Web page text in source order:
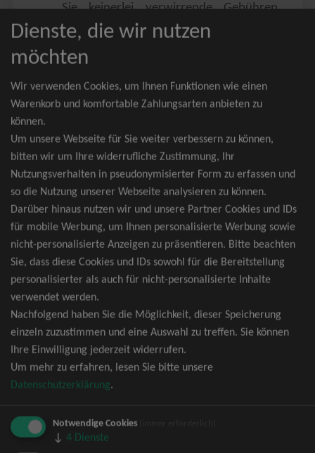
Sie keinerlei verwirrende Gebühren,
Zusatzangebote oder ähnliches.
Sie erhalten ausschließlich
zusammenhängende Sitzplätze, welche
nach der Bestplatzbuchung vergeben
werden.
wider Erwarten doch nicht verfügbar
sein, erhalten Sie von uns Tickets für die
nächst bessere Kategorie. Und das
kostenfrei und völlig automatisch.
TOP-Events
André Rieu Tickets
David Garrett Tickets
Andrea Berg Tickets
Backstreet Boys Tickets
Unheilig Tickets
Santiano Tickets
Bryan Adams Tickets
Andreas Gabalier Tickets
Dienste, die wir nutzen
möchten
Wir verwenden Cookies, um Ihnen Funktionen wie einen
Warenkorb und komfortable Zahlungsarten anbieten zu
können.
Um unsere Webseite für Sie weiter verbessern zu können,
bitten wir um Ihre widerrufliche Zustimmung, Ihr
Nutzungsverhalten in pseudonymisierter Form zu erfassen und
so die Nutzung unserer Webseite analysieren zu können.
Darüber hinaus nutzen wir und unsere Partner Cookies und IDs
für mobile Werbung, um Ihnen personalisierte Werbung sowie
nicht-personalisierte Anzeigen zu präsentieren. Bitte beachten
Sie, dass diese Cookies und IDs sowohl für die Bereitstellung
personalisierter als auch für nicht-personalisierte Inhalte
verwendet werden.
Nachfolgend haben Sie die Möglichkeit, dieser Speicherung
einzeln zuzustimmen und eine Auswahl zu treffen. Sie können
Ihre Einwilligung jederzeit widerrufen.
Um mehr zu erfahren, lesen Sie bitte unsere
Datenschutzerklärung.
Notwendige Cookies
↓ 4 Dienste